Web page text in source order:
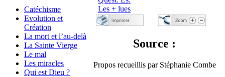
Catéchisme
Evolution et
Création
La mort et l’au-delà
La Sainte Vierge
Le mal
Les miracles
Qui est Dieu ?
Les + lues
Source :
Propos recueillis par Stéphanie Combe